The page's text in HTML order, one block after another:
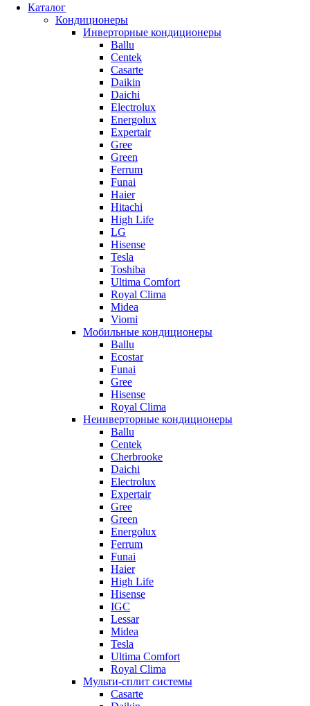
Каталог
Кондиционеры
Инверторные кондиционеры
Ballu
Centek
Casarte
Daikin
Daichi
Electrolux
Energolux
Expertair
Gree
Green
Ferrum
Funai
Haier
Hitachi
High Life
LG
Hisense
Tesla
Toshiba
Ultima Comfort
Royal Clima
Midea
Viomi
Мобильные кондиционеры
Ballu
Ecostar
Funai
Gree
Hisense
Royal Clima
Неинверторные кондиционеры
Ballu
Centek
Cherbrooke
Daichi
Electrolux
Expertair
Gree
Green
Energolux
Ferrum
Funai
Haier
High Life
Hisense
IGC
Lessar
Midea
Tesla
Ultima Comfort
Royal Clima
Мульти-сплит системы
Casarte